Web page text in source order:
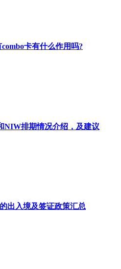
卡有什么作用吗?
NIW排期情况介绍，及建议
出入境及签证政策汇总